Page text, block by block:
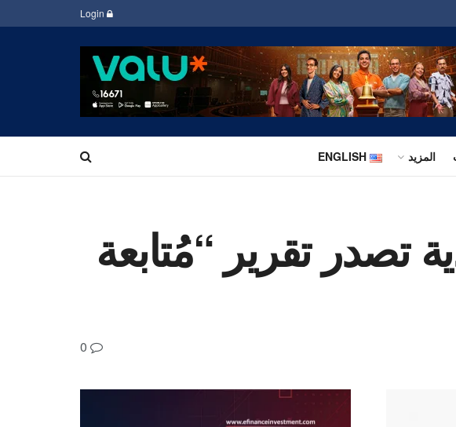
المزيد ENGLISH
تصدر تقرير “مُتابعة